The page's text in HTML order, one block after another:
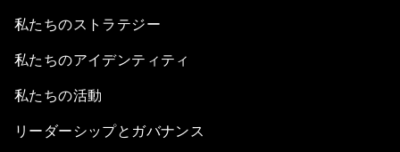
私たちのストラテジー
私たちのアイデンティティ
私たちの活動
リーダーシップとガバナンス